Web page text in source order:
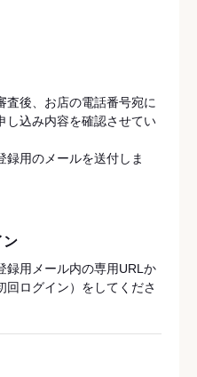
査後、お店の電話番号宛に
し込み内容を確認させてい
録用のメールを送付しま
ン
録用メール内の専用URLか
回ログイン）をしてくださ